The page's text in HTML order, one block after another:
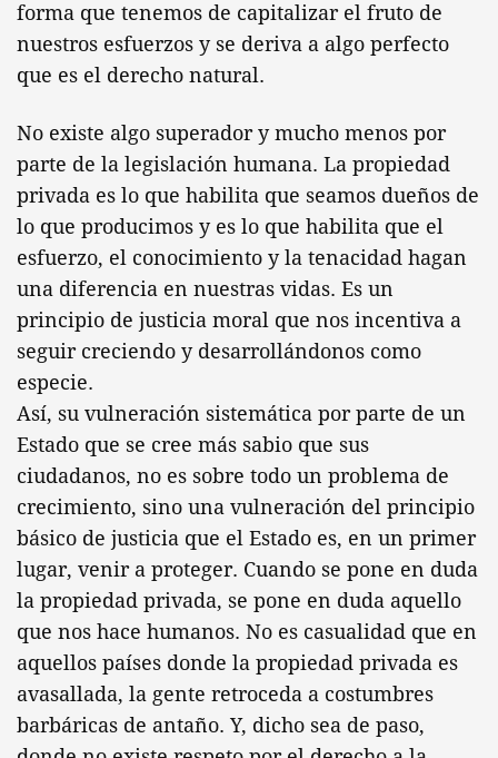
forma que tenemos de capitalizar el fruto de
nuestros esfuerzos y se deriva a algo perfecto
que es el derecho natural.
No existe algo superador y mucho menos por
parte de la legislación humana. La propiedad
privada es lo que habilita que seamos dueños de
lo que producimos y es lo que habilita que el
esfuerzo, el conocimiento y la tenacidad hagan
una diferencia en nuestras vidas. Es un
principio de justicia moral que nos incentiva a
seguir creciendo y desarrollándonos como
especie.
Así, su vulneración sistemática por parte de un
Estado que se cree más sabio que sus
ciudadanos, no es sobre todo un problema de
crecimiento, sino una vulneración del principio
básico de justicia que el Estado es, en un primer
lugar, venir a proteger. Cuando se pone en duda
la propiedad privada, se pone en duda aquello
que nos hace humanos. No es casualidad que en
aquellos países donde la propiedad privada es
avasallada, la gente retroceda a costumbres
barbáricas de antaño. Y, dicho sea de paso,